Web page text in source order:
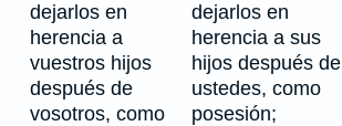
dejarlos en
herencia a
vuestros hijos
después de
vosotros, como
dejarlos en
herencia a sus
hijos después de
ustedes, como
posesión;